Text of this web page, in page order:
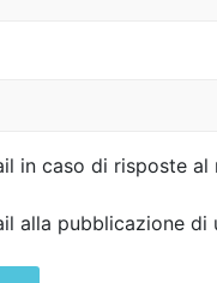
in caso di risposte al
alla pubblicazione di